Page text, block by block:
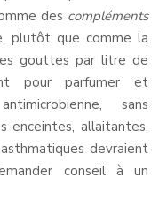
des compléments
plutôt que comme la
gouttes par litre de
pour parfumer et
sans
enceintes, allaitantes,
devraient
conseil à un